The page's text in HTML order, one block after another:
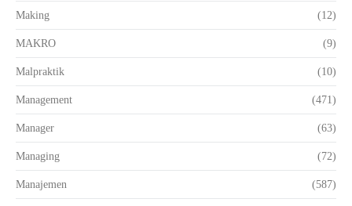
Making (12)
MAKRO (9)
Malpraktik (10)
Management (471)
Manager (63)
Managing (72)
Manajemen (587)